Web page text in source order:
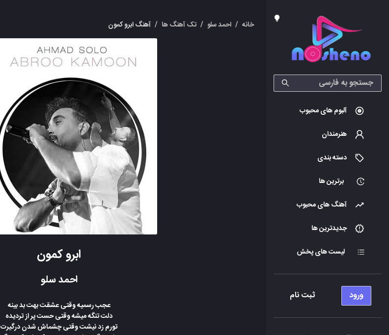
آلبوم های محبوب
هنرمندان
دسته بندی
برترین ها
آهنگ های محبوب
جدیدترین ها
لیست های پخش
ورود ثبت نام
خانه / احمد سلو / تک آهنگ ها / آهنگ ابرو کمون
ابرو کمون
احمد سلو
عجب رسمیه وقتی عشقت بهت بد بینه
دلت تنگه میشه وقتی حست پر از تردیده
تورم زد نیشت وقتی چشماش شدن درگیرت